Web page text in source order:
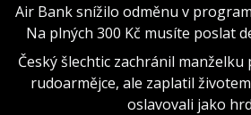
Air Bank snížilo odměnu v
Na plných 300 Kč musíte poslat
Český šlechtic zachránil
rudoarmějce, ale zaplatil
oslavovali jako